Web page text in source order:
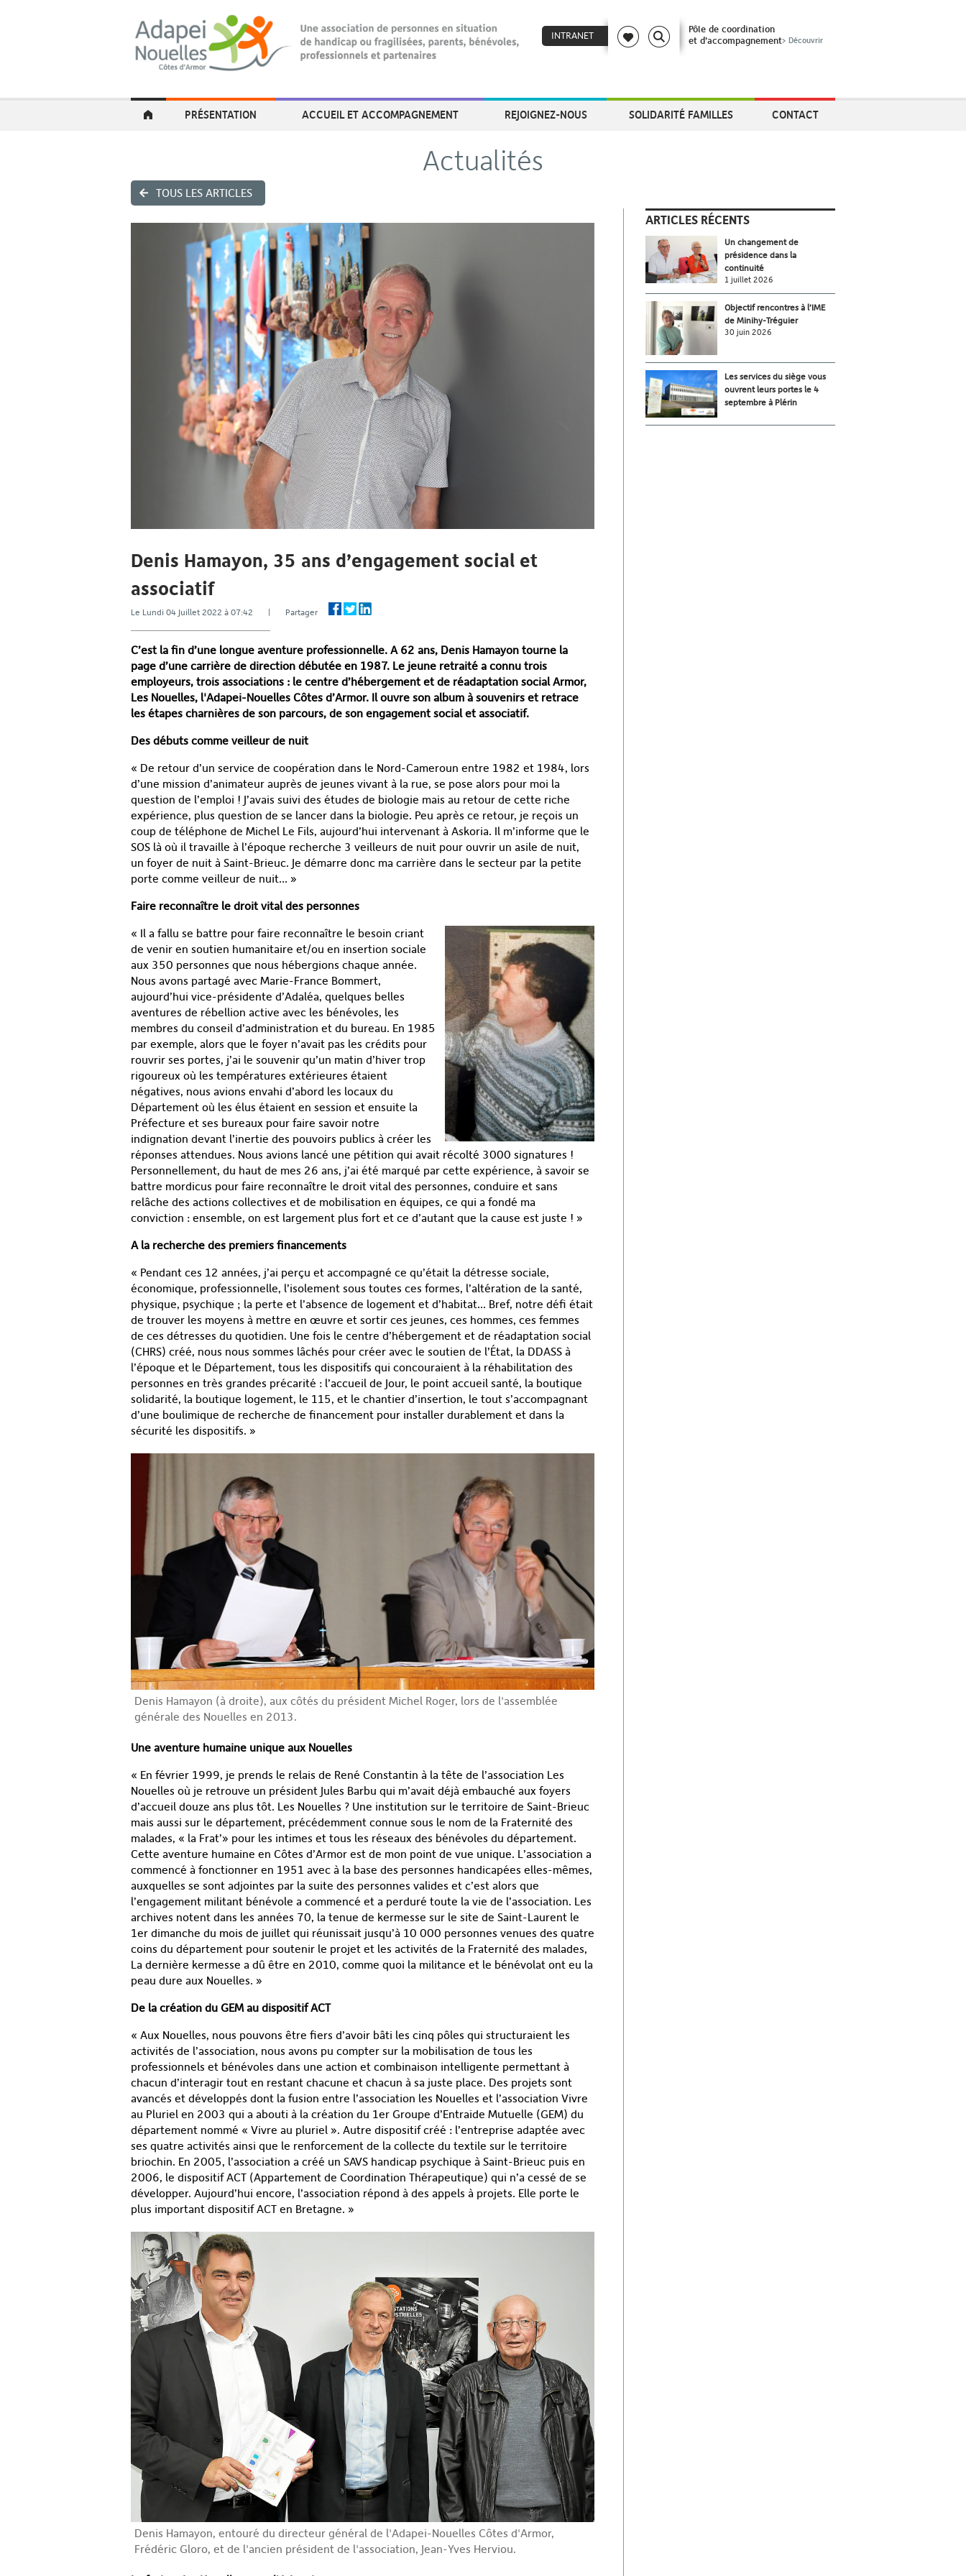
INTRANET
Pôle de coordination
et d’accompagnement> Découvrir
PRÉSENTATION ACCUEIL ET ACCOMPAGNEMENT REJOIGNEZ-NOUS SOLIDARITÉ FAMILLES CONTACT
TOUS LES ARTICLES
Actualités
Denis Hamayon, 35 ans d’engagement social et
associatif
Le Lundi 04 Juillet 2022 à 07:42 | Partager
C’est la fin d’une longue aventure professionnelle. A 62 ans, Denis Hamayon tourne la
page d’une carrière de direction débutée en 1987. Le jeune retraité a connu trois
employeurs, trois associations : le centre d’hébergement et de réadaptation social Armor,
Les Nouelles, l'Adapei-Nouelles Côtes d’Armor. Il ouvre son album à souvenirs et retrace
les étapes charnières de son parcours, de son engagement social et associatif.
Des débuts comme veilleur de nuit
« De retour d’un service de coopération dans le Nord-Cameroun entre 1982 et 1984, lors
d’une mission d’animateur auprès de jeunes vivant à la rue, se pose alors pour moi la
question de l’emploi ! J’avais suivi des études de biologie mais au retour de cette riche
expérience, plus question de se lancer dans la biologie. Peu après ce retour, je reçois un
coup de téléphone de Michel Le Fils, aujourd’hui intervenant à Askoria. Il m’informe que le
SOS là où il travaille à l’époque recherche 3 veilleurs de nuit pour ouvrir un asile de nuit,
un foyer de nuit à Saint-Brieuc. Je démarre donc ma carrière dans le secteur par la petite
porte comme veilleur de nuit… »
Faire reconnaître le droit vital des personnes
« Il a fallu se battre pour faire reconnaître le besoin criant
de venir en soutien humanitaire et/ou en insertion sociale
aux 350 personnes que nous hébergions chaque année.
Nous avons partagé avec Marie-France Bommert,
aujourd’hui vice-présidente d’Adaléa, quelques belles
aventures de rébellion active avec les bénévoles, les
membres du conseil d’administration et du bureau. En 1985
par exemple, alors que le foyer n’avait pas les crédits pour
rouvrir ses portes, j’ai le souvenir qu’un matin d’hiver trop
rigoureux où les températures extérieures étaient
négatives, nous avions envahi d’abord les locaux du
Département où les élus étaient en session et ensuite la
Préfecture et ses bureaux pour faire savoir notre
indignation devant l’inertie des pouvoirs publics à créer les
réponses attendues. Nous avions lancé une pétition qui avait récolté 3000 signatures !
Personnellement, du haut de mes 26 ans, j’ai été marqué par cette expérience, à savoir se
battre mordicus pour faire reconnaître le droit vital des personnes, conduire et sans
relâche des actions collectives et de mobilisation en équipes, ce qui a fondé ma
conviction : ensemble, on est largement plus fort et ce d’autant que la cause est juste ! »
A la recherche des premiers financements
« Pendant ces 12 années, j’ai perçu et accompagné ce qu’était la détresse sociale,
économique, professionnelle, l’isolement sous toutes ces formes, l’altération de la santé,
physique, psychique ; la perte et l’absence de logement et d’habitat… Bref, notre défi était
de trouver les moyens à mettre en œuvre et sortir ces jeunes, ces hommes, ces femmes
de ces détresses du quotidien. Une fois le centre d’hébergement et de réadaptation social
(CHRS) créé, nous nous sommes lâchés pour créer avec le soutien de l’État, la DDASS à
l’époque et le Département, tous les dispositifs qui concouraient à la réhabilitation des
personnes en très grandes précarité : l’accueil de Jour, le point accueil santé, la boutique
solidarité, la boutique logement, le 115, et le chantier d’insertion, le tout s’accompagnant
d’une boulimique de recherche de financement pour installer durablement et dans la
sécurité les dispositifs. »
Denis Hamayon (à droite), aux côtés du président Michel Roger, lors de l'assemblée
générale des Nouelles en 2013.
Une aventure humaine unique aux Nouelles
« En février 1999, je prends le relais de René Constantin à la tête de l’association Les
Nouelles où je retrouve un président Jules Barbu qui m’avait déjà embauché aux foyers
d’accueil douze ans plus tôt. Les Nouelles ? Une institution sur le territoire de Saint-Brieuc
mais aussi sur le département, précédemment connue sous le nom de la Fraternité des
malades, « la Frat’» pour les intimes et tous les réseaux des bénévoles du département.
Cette aventure humaine en Côtes d’Armor est de mon point de vue unique. L’association a
commencé à fonctionner en 1951 avec à la base des personnes handicapées elles-mêmes,
auxquelles se sont adjointes par la suite des personnes valides et c’est alors que
l’engagement militant bénévole a commencé et a perduré toute la vie de l’association. Les
archives notent dans les années 70, la tenue de kermesse sur le site de Saint-Laurent le
1er dimanche du mois de juillet qui réunissait jusqu’à 10 000 personnes venues des quatre
coins du département pour soutenir le projet et les activités de la Fraternité des malades,
La dernière kermesse a dû être en 2010, comme quoi la militance et le bénévolat ont eu la
peau dure aux Nouelles. »
De la création du GEM au dispositif ACT
« Aux Nouelles, nous pouvons être fiers d’avoir bâti les cinq pôles qui structuraient les
activités de l’association, nous avons pu compter sur la mobilisation de tous les
professionnels et bénévoles dans une action et combinaison intelligente permettant à
chacun d’interagir tout en restant chacune et chacun à sa juste place. Des projets sont
avancés et développés dont la fusion entre l’association les Nouelles et l’association Vivre
au Pluriel en 2003 qui a abouti à la création du 1er Groupe d’Entraide Mutuelle (GEM) du
département nommé « Vivre au pluriel ». Autre dispositif créé : l’entreprise adaptée avec
ses quatre activités ainsi que le renforcement de la collecte du textile sur le territoire
briochin. En 2005, l’association a créé un SAVS handicap psychique à Saint-Brieuc puis en
2006, le dispositif ACT (Appartement de Coordination Thérapeutique) qui n’a cessé de se
développer. Aujourd’hui encore, l’association répond à des appels à projets. Elle porte le
plus important dispositif ACT en Bretagne. »
Denis Hamayon, entouré du directeur général de l'Adapei-Nouelles Côtes d'Armor,
Frédéric Gloro, et de l'ancien président de l'association, Jean-Yves Herviou.
ARTICLES RÉCENTS
Un changement de
présidence dans la
continuité
1 juillet 2026
Objectif rencontres à l’IME
de Minihy-Tréguier
30 juin 2026
Les services du siège vous
ouvrent leurs portes le 4
septembre à Plérin